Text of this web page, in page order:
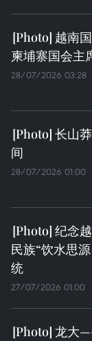
越南
柬埔寨国会主
28/07/2026 03:28
长山
间
28/07/2026 01:00
纪念
民族“饮水思
统
27/07/2026 01:00
龙大